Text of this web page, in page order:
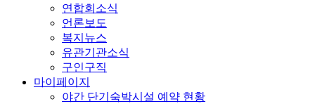
연합회소식
언론보도
복지뉴스
유관기관소식
구인구직
마이페이지
야간 단기숙박시설 예약 현황